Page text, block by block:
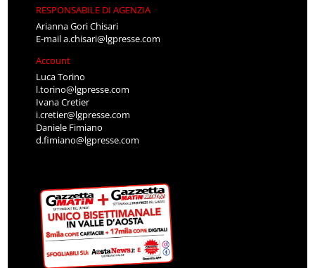
RESPONSABILE DI AGENZIA
Arianna Gori Chisari
E-maila.chisari@lgpresse.com
Account
Luca Torino
l.torino@lgpresse.com
Ivana Cretier
i.cretier@lgpresse.com
Daniele Fimiano
d.fimiano@lgpresse.com